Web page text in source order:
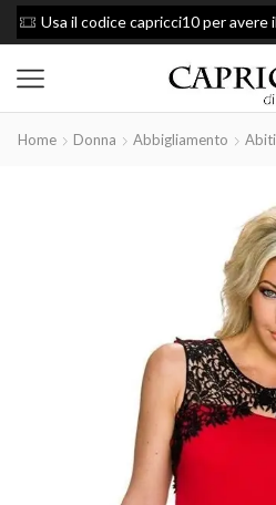
Usa il codice capricci10 per avere il 10% di sconto su tutti gli articoli
Home Donna Abbigliamento Abiti